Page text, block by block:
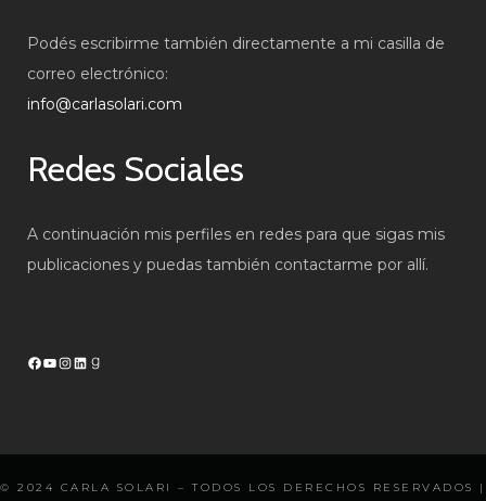
Podés escribirme también directamente a mi casilla de
correo electrónico:
info@carlasolari.com
Redes Sociales
A continuación mis perfiles en redes para que sigas mis
publicaciones y puedas también contactarme por allí.
© 2024 CARLA SOLARI
– TODOS LOS DERECHOS RESERVADOS |